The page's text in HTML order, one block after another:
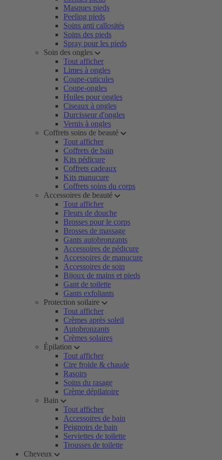
Masques pieds
Peeling pieds
Soins anti callosités
Soins des pieds
Spray pour les pieds
Soin des ongles
Tout afficher
Limes à ongles
Coupe-cuticules
Coupe-ongles
Huiles pour ongles
Ciseaux à ongles
Durcisseur d'ongles
Vernis à ongles
Coffrets soins de beauté
Tout afficher
Coffrets de bain
Kits pédicure
Coffrets cadeaux
Kits manucure
Coffrets soins du corps
Accessoires de beauté
Tout afficher
Fleurs de douche
Brosses pour le corps
Brosses de massage
Gants autobronzants
Accessoires de pédicure
Accessoires de manucure
Accessoires de soin
Bijoux de mains et pieds
Gant de toilette
Gants exfoliants
Protection soilaire
Tout afficher
Crèmes après soleil
Autobronzants
Crèmes solaires
Épilation
Tout afficher
Cire froide & chaude
Rasoirs
Soins du rasage
Crème dépilatoire
Bain
Tout afficher
Accessoires de bain
Peignoirs de bain
Serviettes de toilette
Trousses de toilette
Cheveux